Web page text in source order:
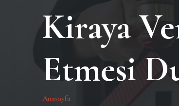
Kiraya
Etmesi
Anasayfa